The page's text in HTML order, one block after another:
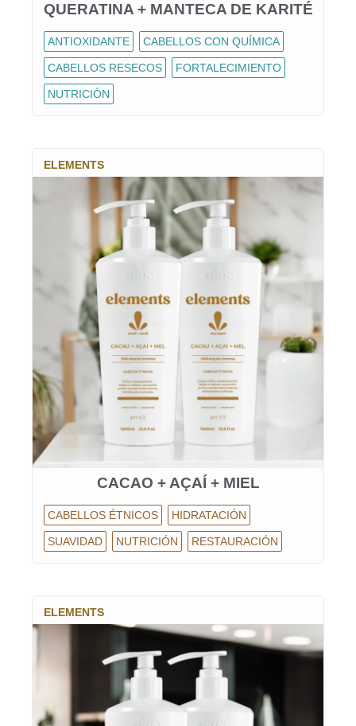
QUERATINA + MANTECA DE KARITÉ
ANTIOXIDANTE CABELLOS CON QUÍMICA
CABELLOS RESECOS FORTALECIMIENTO
NUTRICIÓN
ELEMENTS
CACAO + AÇAÍ + MIEL
CABELLOS ÉTNICOS HIDRATACIÓN
SUAVIDAD NUTRICIÓN RESTAURACIÓN
ELEMENTS